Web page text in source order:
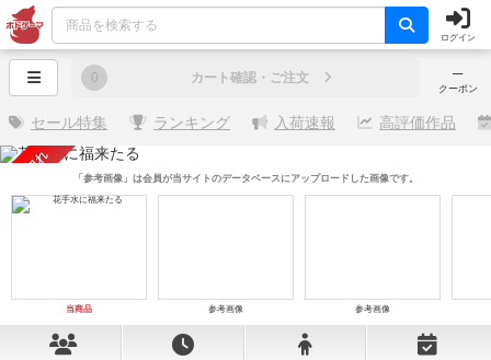
ログイン
─
クーポン
0 カート確認・ご注文
セール特集 ランキング 入荷速報 高評価作品
売り切れ
当商品 参考画像 参考画像
「参考画像」は会員が当サイトのデータベースにアップロードした画像です。